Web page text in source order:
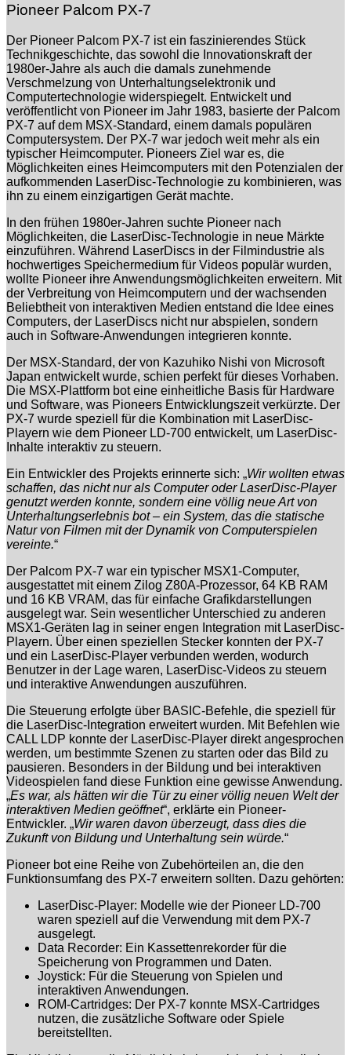
Pioneer Palcom PX-7
Der Pioneer Palcom PX-7 ist ein faszinierendes Stück
Technikgeschichte, das sowohl die Innovationskraft der
1980er-Jahre als auch die damals zunehmende
Verschmelzung von Unterhaltungselektronik und
Computertechnologie widerspiegelt. Entwickelt und
veröffentlicht von Pioneer im Jahr 1983, basierte der Palcom
PX-7 auf dem MSX-Standard, einem damals populären
Computersystem. Der PX-7 war jedoch weit mehr als ein
typischer Heimcomputer. Pioneers Ziel war es, die
Möglichkeiten eines Heimcomputers mit den Potenzialen der
aufkommenden LaserDisc-Technologie zu kombinieren, was
ihn zu einem einzigartigen Gerät machte.
In den frühen 1980er-Jahren suchte Pioneer nach
Möglichkeiten, die LaserDisc-Technologie in neue Märkte
einzuführen. Während LaserDiscs in der Filmindustrie als
hochwertiges Speichermedium für Videos populär wurden,
wollte Pioneer ihre Anwendungsmöglichkeiten erweitern. Mit
der Verbreitung von Heimcomputern und der wachsenden
Beliebtheit von interaktiven Medien entstand die Idee eines
Computers, der LaserDiscs nicht nur abspielen, sondern
auch in Software-Anwendungen integrieren konnte.
Der MSX-Standard, der von Kazuhiko Nishi von Microsoft
Japan entwickelt wurde, schien perfekt für dieses Vorhaben.
Die MSX-Plattform bot eine einheitliche Basis für Hardware
und Software, was Pioneers Entwicklungszeit verkürzte. Der
PX-7 wurde speziell für die Kombination mit LaserDisc-
Playern wie dem Pioneer LD-700 entwickelt, um LaserDisc-
Inhalte interaktiv zu steuern.
Ein Entwickler des Projekts erinnerte sich: „Wir wollten etwas
schaffen, das nicht nur als Computer oder LaserDisc-Player
genutzt werden konnte, sondern eine völlig neue Art von
Unterhaltungserlebnis bot – ein System, das die statische
Natur von Filmen mit der Dynamik von Computerspielen
vereinte.“
Der Palcom PX-7 war ein typischer MSX1-Computer,
ausgestattet mit einem Zilog Z80A-Prozessor, 64 KB RAM
und 16 KB VRAM, das für einfache Grafikdarstellungen
ausgelegt war. Sein wesentlicher Unterschied zu anderen
MSX1-Geräten lag in seiner engen Integration mit LaserDisc-
Playern. Über einen speziellen Stecker konnten der PX-7
und ein LaserDisc-Player verbunden werden, wodurch
Benutzer in der Lage waren, LaserDisc-Videos zu steuern
und interaktive Anwendungen auszuführen.
Die Steuerung erfolgte über BASIC-Befehle, die speziell für
die LaserDisc-Integration erweitert wurden. Mit Befehlen wie
CALL LDP konnte der LaserDisc-Player direkt angesprochen
werden, um bestimmte Szenen zu starten oder das Bild zu
pausieren. Besonders in der Bildung und bei interaktiven
Videospielen fand diese Funktion eine gewisse Anwendung.
„Es war, als hätten wir die Tür zu einer völlig neuen Welt der
interaktiven Medien geöffnet“, erklärte ein Pioneer-
Entwickler. „Wir waren davon überzeugt, dass dies die
Zukunft von Bildung und Unterhaltung sein würde.“
Pioneer bot eine Reihe von Zubehörteilen an, die den
Funktionsumfang des PX-7 erweitern sollten. Dazu gehörten:
LaserDisc-Player: Modelle wie der Pioneer LD-700
waren speziell auf die Verwendung mit dem PX-7
ausgelegt.
Data Recorder: Ein Kassettenrekorder für die
Speicherung von Programmen und Daten.
Joystick: Für die Steuerung von Spielen und
interaktiven Anwendungen.
ROM-Cartridges: Der PX-7 konnte MSX-Cartridges
nutzen, die zusätzliche Software oder Spiele
bereitstellten.